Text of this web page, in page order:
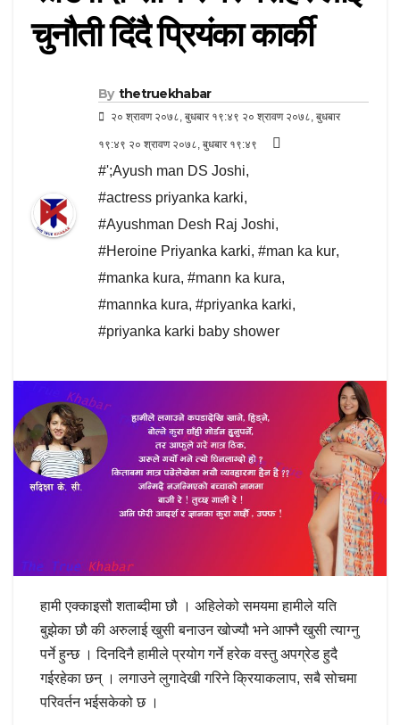
चुनौती दिंदै प्रियंका कार्की
By thetruekhabar
२० श्रावण २०७८, बुधबार १९:४९ २० श्रावण २०७८, बुधबार
१९:४९ २० श्रावण २०७८, बुधबार १९:४९
#';Ayush man DS Joshi,
#actress priyanka karki,
#Ayushman Desh Raj Joshi,
#Heroine Priyanka karki, #man ka kur,
#manka kura, #mann ka kura,
#mannka kura, #priyanka karki,
#priyanka karki baby shower
हामी एक्काइसौ शताब्दीमा छौ । अहिलेको समयमा हामीले यति
बुझेका छौ की अरुलाई खुसी बनाउन खोज्यौ भने आफ्नै खुसी त्याग्नु
पर्ने हुन्छ । दिनदिनै हामीले प्रयोग गर्ने हरेक वस्तु अपग्रेड हुदै
गईरहेका छन् । लगाउने लुगादेखी गरिने क्रियाकलाप, सबै सोचमा
परिवर्तन भईसकेको छ ।